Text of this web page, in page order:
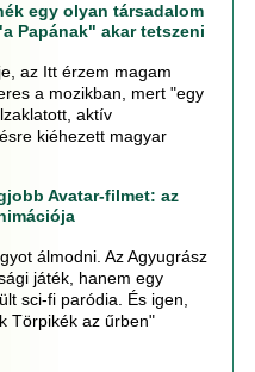
egy olyan társadalom
Papának" akar tetszeni
az Itt érzem magam
a mozikban, mert "egy
aktív
kiéhezett magyar
Avatar-filmet: az
álmodni. Az Agyugrász
játék, hanem egy
sci-fi paródia. És igen,
Törpikék az űrben"